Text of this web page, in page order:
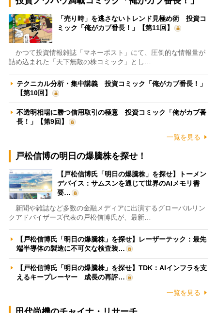
「売り時」を逃さないトレンド見極め術 投資コ
ミック「俺がカブ番長！」【第11回】
かつて投資情報雑誌「マネーポスト」にて、圧倒的な情報量が
詰め込まれた「天下無敵の株コミック」とし…
テクニカル分析・集中講義 投資コミック「俺がカブ番長！」
【第10回】
不透明相場に勝つ信用取引の極意 投資コミック「俺がカブ番
長！」【第9回】
一覧を見る
戸松信博の明日の爆騰株を探せ！
【戸松信博氏「明日の爆騰株」を探せ】トーメン
デバイス：サムスンを通じて世界のAIメモリ需
要…
新聞や雑誌など多数の金融メディアに出演するグローバルリン
クアドバイザーズ代表の戸松信博氏が、最新…
【戸松信博氏「明日の爆騰株」を探せ】レーザーテック：最先
端半導体の製造に不可欠な検査装…
【戸松信博氏「明日の爆騰株」を探せ】TDK：AIインフラを支
えるキープレーヤー 成長の再評…
一覧を見る